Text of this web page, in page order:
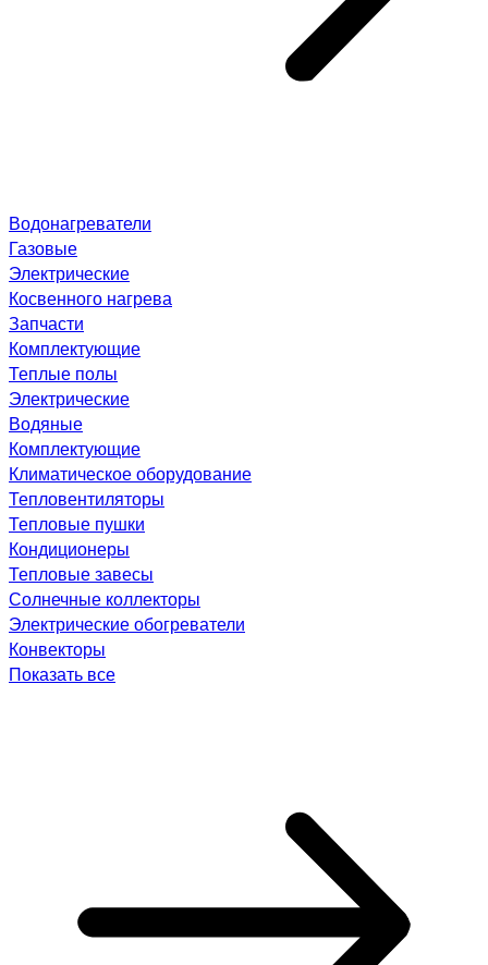
Водонагреватели
Газовые
Электрические
Косвенного нагрева
Запчасти
Комплектующие
Теплые полы
Электрические
Водяные
Комплектующие
Климатическое оборудование
Тепловентиляторы
Тепловые пушки
Кондиционеры
Тепловые завесы
Солнечные коллекторы
Электрические обогреватели
Конвекторы
Показать все